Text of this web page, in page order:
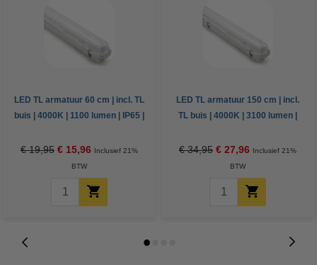
LED TL armatuur 60 cm | incl. TL
buis | 4000K | 1100 lumen | IP65 |
€ 19,95 € 15,96 Inclusief 21%
BTW
LED TL armatuur 150 cm | incl.
TL buis | 4000K | 3100 lumen |
€ 34,95 € 27,96 Inclusief 21%
BTW